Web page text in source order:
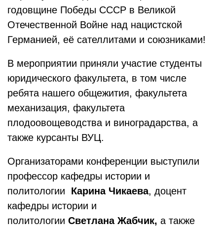
годовщине Победы СССР в Великой
Отечественной Войне над нацистской
Германией, её сателлитами и союзниками!
В мероприятии приняли участие студенты
юридического факультета, в том числе
ребята нашего общежития, факультета
механизация, факультета
плодоовощеводства и виноградарства, а
также курсанты ВУЦ.
Организаторами конференции выступили
профессор кафедры истории и
политологии Карина Чикаева, доцент
кафедры истории и
политологии Светлана Жабчик, а также